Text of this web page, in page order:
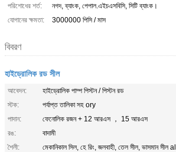
পরিশোধের শর্ত:
নগদ, ব্যাংক, পেপাল.এইচএসবিসি, সিটি ব্যাংক।
যোগানের ক্ষমতা:
3000000 পিসি / মাস
বিবরণ
হাইড্রোলিক রড সীল
আবেদন:
হাইড্রোলিক পাম্প পিস্টন / পিস্টন রড
স্টক:
পর্যাপ্ত তালিকা সহ ory
পাদান:
ফেনোলিক রজন + 12 আরএস ， 15 আরএস
রঙ:
বাদামী
শৈলী:
মেকানিকাল সিল, হে রিং, জলবাহী, তেল সীল, ভাসমান সীল al